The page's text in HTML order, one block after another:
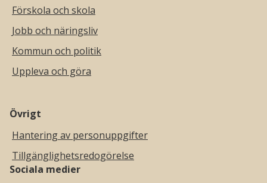
Förskola och skola
Jobb och näringsliv
Kommun och politik
Uppleva och göra
Övrigt
Hantering av personuppgifter
Tillgänglighetsredogörelse
Sociala medier